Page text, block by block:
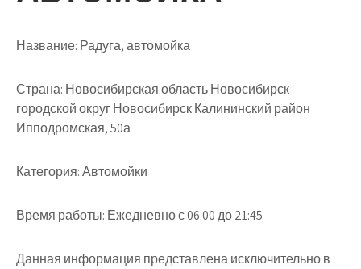
Название: Радуга, автомойка
Страна: Новосибирская область Новосибирск
городской округ Новосибирск Калининский район
Ипподромская, 50а
Категория:Автомойки
Время работы: Ежедневно с 06:00 до 21:45
Данная информация представлена исключительно в